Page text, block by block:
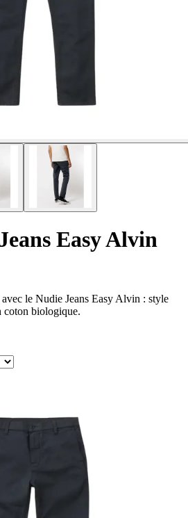
Easy Alvin
le Nudie Jeans Easy Alvin : style
coton biologique.